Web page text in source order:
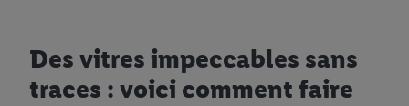
Des vitres impeccables sans
traces : voici comment faire